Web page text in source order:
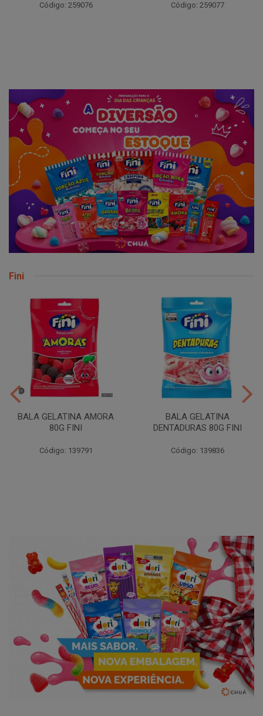
Código: 259076 Código: 259077
Fini
BALA GELATINA AMORA
80G FINI
Código: 139791
BALA GELATINA
DENTADURAS 80G FINI
Código: 139836